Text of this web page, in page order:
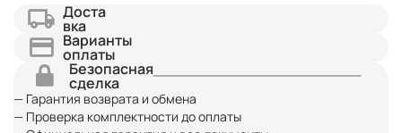
Доста
вка
Варианты
оплаты
Безопасная
сделка
— Гарантия возврата и обмена
— Проверка комплектности до оплаты